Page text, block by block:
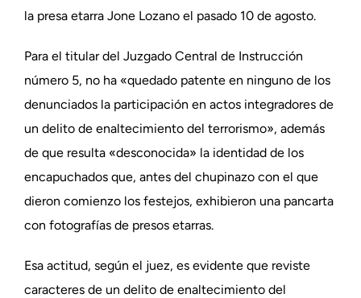
la presa etarra Jone Lozano el pasado 10 de agosto.
Para el titular del Juzgado Central de Instrucción
número 5, no ha «quedado patente en ninguno de los
denunciados la participación en actos integradores de
un delito de enaltecimiento del terrorismo», además
de que resulta «desconocida» la identidad de los
encapuchados que, antes del chupinazo con el que
dieron comienzo los festejos, exhibieron una pancarta
con fotografías de presos etarras.
Esa actitud, según el juez, es evidente que reviste
caracteres de un delito de enaltecimiento del